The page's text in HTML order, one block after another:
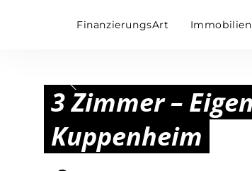
FinanzierungsArt
3 Zimmer –
Kuppenheim